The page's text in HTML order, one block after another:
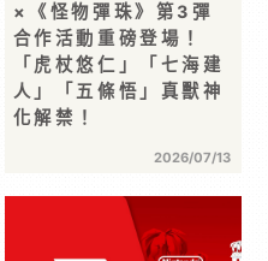
×《怪物彈珠》第3彈
合作活動重磅登場！
「虎杖悠仁」「七海建
人」「五條悟」真獸神
化解禁！
2026/07/13